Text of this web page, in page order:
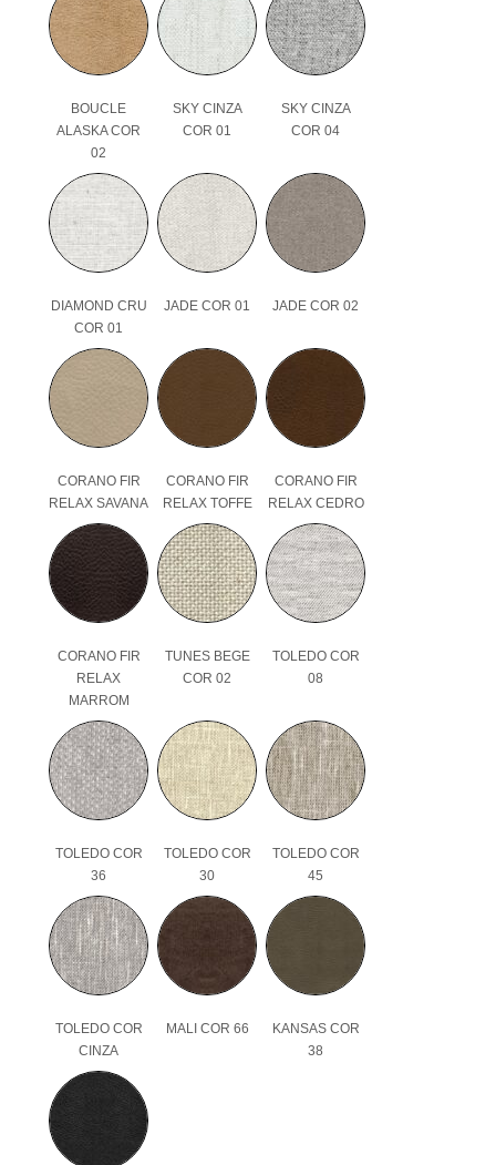
BOUCLE
ALASKA COR
02
SKY CINZA
COR 01
SKY CINZA
COR 04
DIAMOND CRU
COR 01
JADE COR 01 JADE COR 02
CORANO FIR
RELAX SAVANA
CORANO FIR
RELAX TOFFE
CORANO FIR
RELAX CEDRO
CORANO FIR
RELAX
MARROM
TUNES BEGE
COR 02
TOLEDO COR
08
TOLEDO COR
36
TOLEDO COR
30
TOLEDO COR
45
TOLEDO COR
CINZA
MALI COR 66
KANSAS COR
38